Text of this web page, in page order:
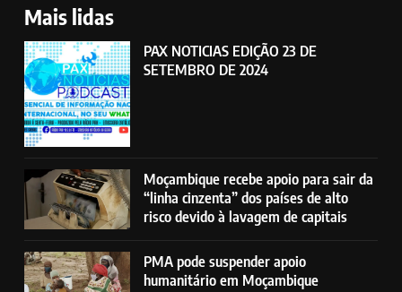
Mais lidas
PAX NOTICIAS EDIÇÃO 23 DE
SETEMBRO DE 2024
Moçambique recebe apoio para sair da
“linha cinzenta” dos países de alto
risco devido à lavagem de capitais
PMA pode suspender apoio
humanitário em Moçambique